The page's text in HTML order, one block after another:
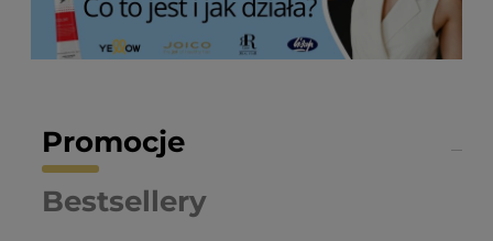
Promocje
Bestsellery